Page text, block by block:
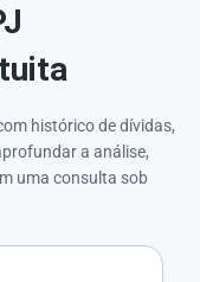
histórico de dívidas,
a análise,
uma consulta sob